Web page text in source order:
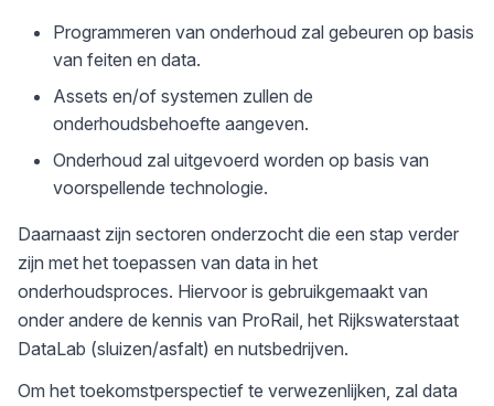
Programmeren van onderhoud zal gebeuren op basis
van feiten en data.
Assets en/of systemen zullen de
onderhoudsbehoefte aangeven.
Onderhoud zal uitgevoerd worden op basis van
voorspellende technologie.
Daarnaast zijn sectoren onderzocht die een stap verder
zijn met het toepassen van data in het
onderhoudsproces. Hiervoor is gebruikgemaakt van
onder andere de kennis van ProRail, het Rijkswaterstaat
DataLab (sluizen/asfalt) en nutsbedrijven.
Om het toekomstperspectief te verwezenlijken, zal data